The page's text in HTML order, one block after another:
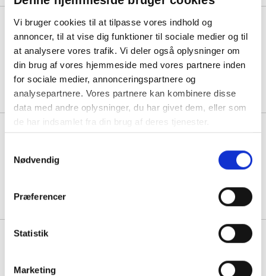
Vi bruger cookies til at tilpasse vores indhold og
annoncer, til at vise dig funktioner til sociale medier og til
at analysere vores trafik. Vi deler også oplysninger om
din brug af vores hjemmeside med vores partnere inden
for sociale medier, annonceringspartnere og
analysepartnere. Vores partnere kan kombinere disse
data med andre oplysninger, du har givet dem, eller som
de har indsamlet fra din brug af deres tjenester.
Nødvendig
Præferencer
Statistik
Marketing
Bois have spisebord 205x90cm
+ 6 Venice stole i akacia og sort
1 sæt á 13.995,00
Break havemøbelsæt med bord
Break havemøbelsæt med bord